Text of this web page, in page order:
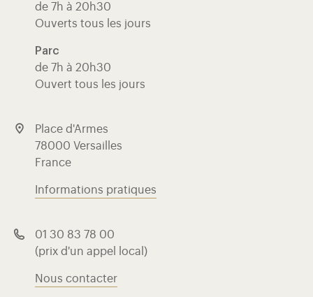
de 7h à 20h30
Ouverts tous les jours
Parc
de 7h à 20h30
Ouvert tous les jours
Place d'Armes
78000 Versailles
France
Informations pratiques
01 30 83 78 00
(prix d'un appel local)
Nous contacter